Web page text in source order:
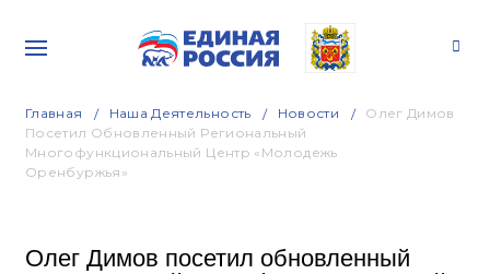
Главная Наша Деятельность Новости
Олег Димов
Посетил Обновленный Региональный
Многофункциональный Центр «Молодежь
Оренбуржья»
Олег Димов посетил обновленный